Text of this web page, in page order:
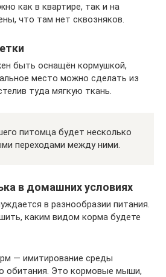
как в квартире, так и на
что там нет сквозняков.
быть оснащён кормушкой,
место можно сделать из
туда мягкую ткань.
питомца будет несколько
переходами между ними.
в домашних условиях
в разнообразии питания.
каким видом корма будете
— имитирование среды
обитания. Это кормовые мыши,